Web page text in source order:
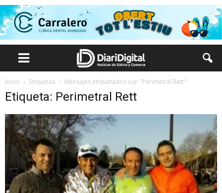
Inicio Etiquetas Mensajes etiquetados con "Perimetral Rett"
Etiqueta: Perimetral Rett